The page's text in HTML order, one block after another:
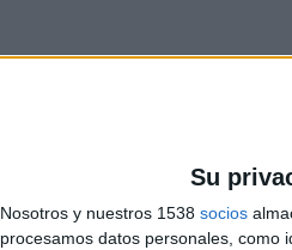
Su
Nosotros y nuestros 1538 socios
procesamos datos personales, como